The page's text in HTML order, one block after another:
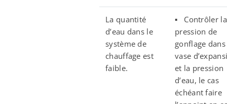
La quantité
d’eau dans le
système de
chauffage est
faible.
▪ Contrôler la
pression de
gonflage
vase
et la pression
d’eau, le cas
échéant faire